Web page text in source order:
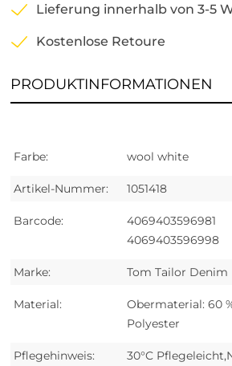
Lieferung innerhalb von 3-5
Kostenlose Retoure
PRODUKTINFORMATIONEN
Farbe: wool white
Artikel-Nummer: 1051418
Barcode:
4069403596981
4069403596998
Marke: Tom Tailor Denim
Material:
Obermaterial: 60
Polyester
Pflegehinweis:
30°C